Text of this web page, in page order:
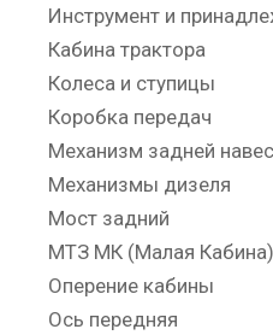
Инструмент и
Кабина трактора
Колеса и ступицы
Коробка передач
Механизм задней
Механизмы дизеля
Мост задний
МТЗ МК (Малая Кабина)
Оперение кабины
Ось передняя